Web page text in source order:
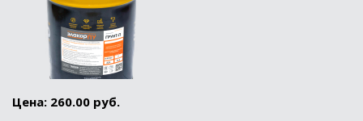
Цена: 260.00 руб.